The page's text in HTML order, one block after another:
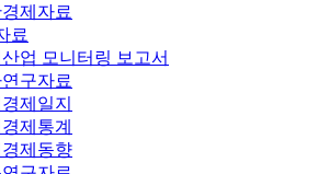
제자료
료
업 모니터링 보고서
구자료
제일지
제통계
제동향